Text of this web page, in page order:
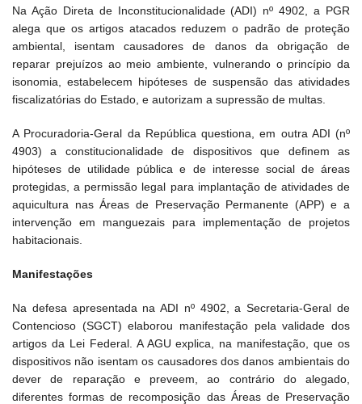
Na Ação Direta de Inconstitucionalidade (ADI) nº 4902, a PGR
alega que os artigos atacados reduzem o padrão de proteção
ambiental, isentam causadores de danos da obrigação de
reparar prejuízos ao meio ambiente, vulnerando o princípio da
isonomia, estabelecem hipóteses de suspensão das atividades
fiscalizatórias do Estado, e autorizam a supressão de multas.
A Procuradoria-Geral da República questiona, em outra ADI (nº
4903) a constitucionalidade de dispositivos que definem as
hipóteses de utilidade pública e de interesse social de áreas
protegidas, a permissão legal para implantação de atividades de
aquicultura nas Áreas de Preservação Permanente (APP) e a
intervenção em manguezais para implementação de projetos
habitacionais.
Manifestações
Na defesa apresentada na ADI nº 4902, a Secretaria-Geral de
Contencioso (SGCT) elaborou manifestação pela validade dos
artigos da Lei Federal. A AGU explica, na manifestação, que os
dispositivos não isentam os causadores dos danos ambientais do
dever de reparação e preveem, ao contrário do alegado,
diferentes formas de recomposição das Áreas de Preservação